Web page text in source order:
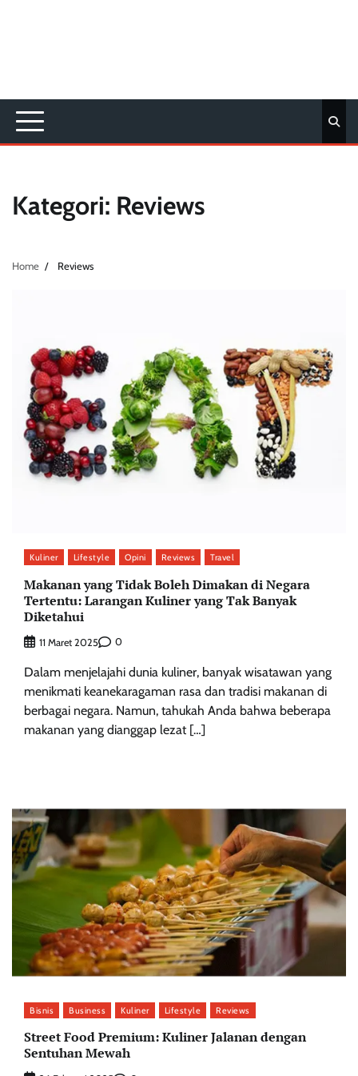
Kategori: Reviews
Home Reviews
Kuliner Lifestyle Opini Reviews Travel
Makanan yang Tidak Boleh Dimakan di Negara
Tertentu: Larangan Kuliner yang Tak Banyak
Diketahui
11 Maret 2025 0
Dalam menjelajahi dunia kuliner, banyak wisatawan yang
menikmati keanekaragaman rasa dan tradisi makanan di
berbagai negara. Namun, tahukah Anda bahwa beberapa
makanan yang dianggap lezat […]
Bisnis Business Kuliner Lifestyle Reviews
Street Food Premium: Kuliner Jalanan dengan
Sentuhan Mewah